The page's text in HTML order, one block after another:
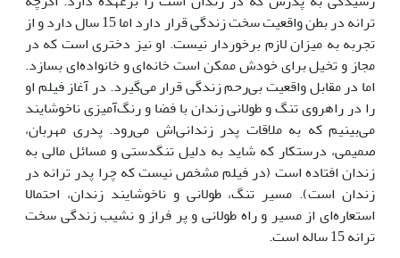
ترانه در بطن واقعیت سخت زندگی قرار دارد اما 15 سال دارد و از
تجربه به میزان لازم برخوردار نیست. او نیز دختری است که در
مجاز و تخیل برای خودش ممکن است خانه‌ای و خانواده‌ای بسازد.
اما در مقابل واقعیت بی‌رحم زندگی قرار می‌گیرد. در آغاز فیلم او
را در راهروی تنگ و طولانی زندان با فضا و رنگ‌آمیزی ناخوشایند
می‌بینیم که به ملاقات پدر زندانی‌اش می‌رود. پدری مهربان،
صمیمی، درستکار که شاید به دلیل تنگدستی و مسائل مالی به
زندان افتاده است (در فیلم مشخص نیست که چرا پدر ترانه در
زندان است). مسیر تنگ، طولانی و ناخوشایند زندان، احتمالا
استعاره‌ای از مسیر و راه طولانی و پر فراز و نشیب زندگی سخت
ترانه 15 ساله است.